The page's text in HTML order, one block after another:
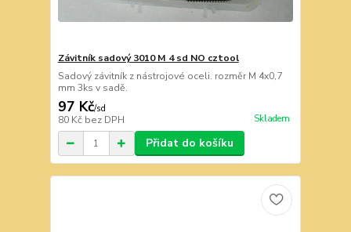
Závitník sadový 3010 M 4 sd NO cztool
Sadový závitník z nástrojové oceli. rozměr M 4x0,7
mm 3ks v sadě.
97 Kč/sd
80 Kč bez DPH Skladem
Přidat do košíku